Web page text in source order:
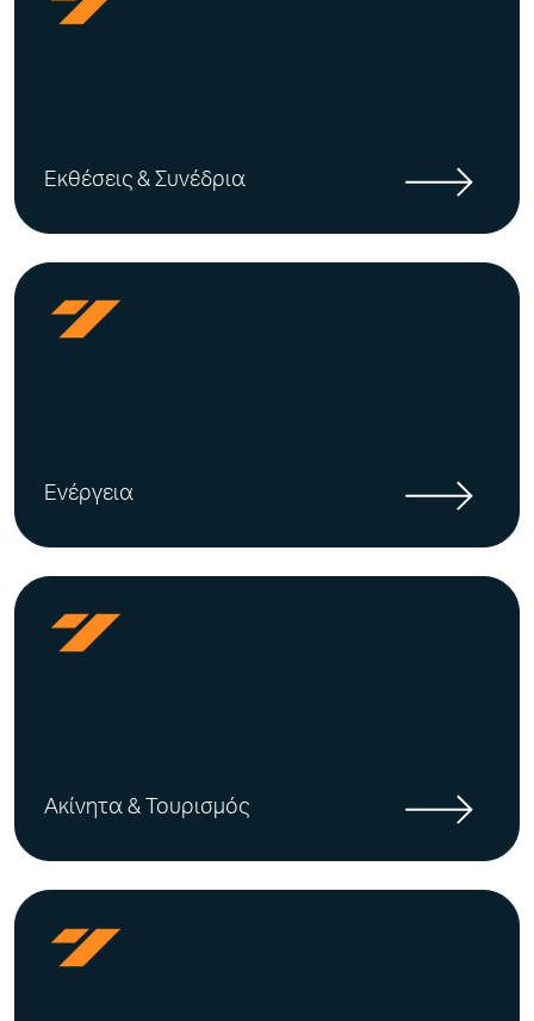
Εκθέσεις & Συνέδρια
Ενέργεια
Ακίνητα & Τουρισμός